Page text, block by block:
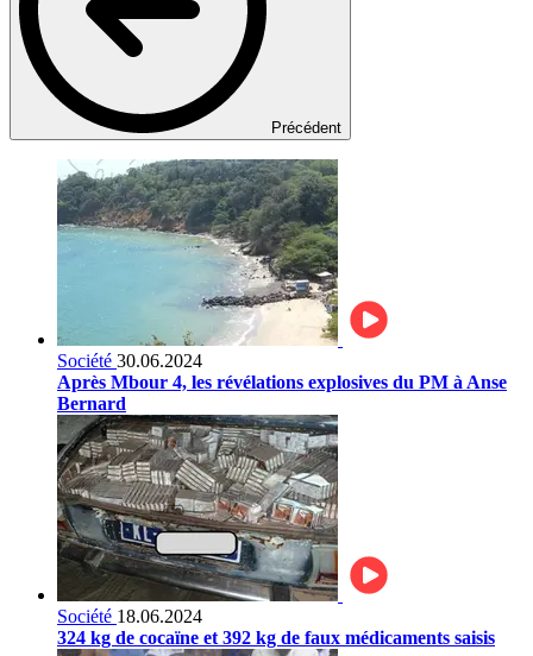
Précédent
Société 30.06.2024
Après Mbour 4, les révélations explosives du PM à Anse
Bernard
Société 18.06.2024
324 kg de cocaïne et 392 kg de faux médicaments saisis